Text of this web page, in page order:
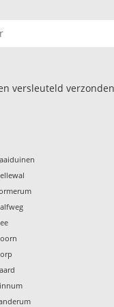
versleuteld